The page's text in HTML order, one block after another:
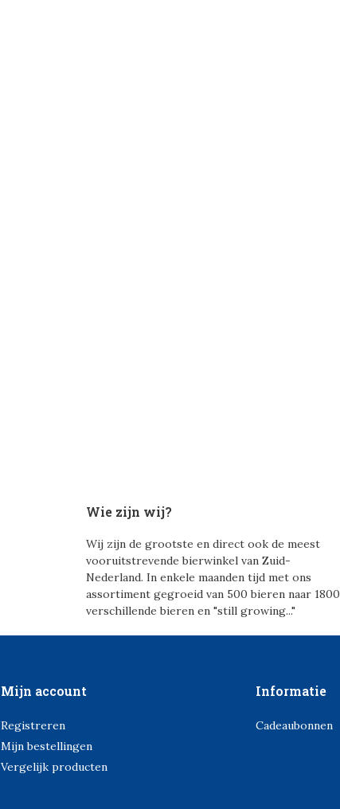
Wie zijn wij?
Wij zijn de grootste en direct ook de meest
vooruitstrevende bierwinkel van Zuid-
Nederland. In enkele maanden tijd met ons
assortiment gegroeid van 500 bieren naar 1800
verschillende bieren en "still growing..."
Mijn account
Registreren
Mijn bestellingen
Vergelijk producten
Informatie
Cadeaubonnen